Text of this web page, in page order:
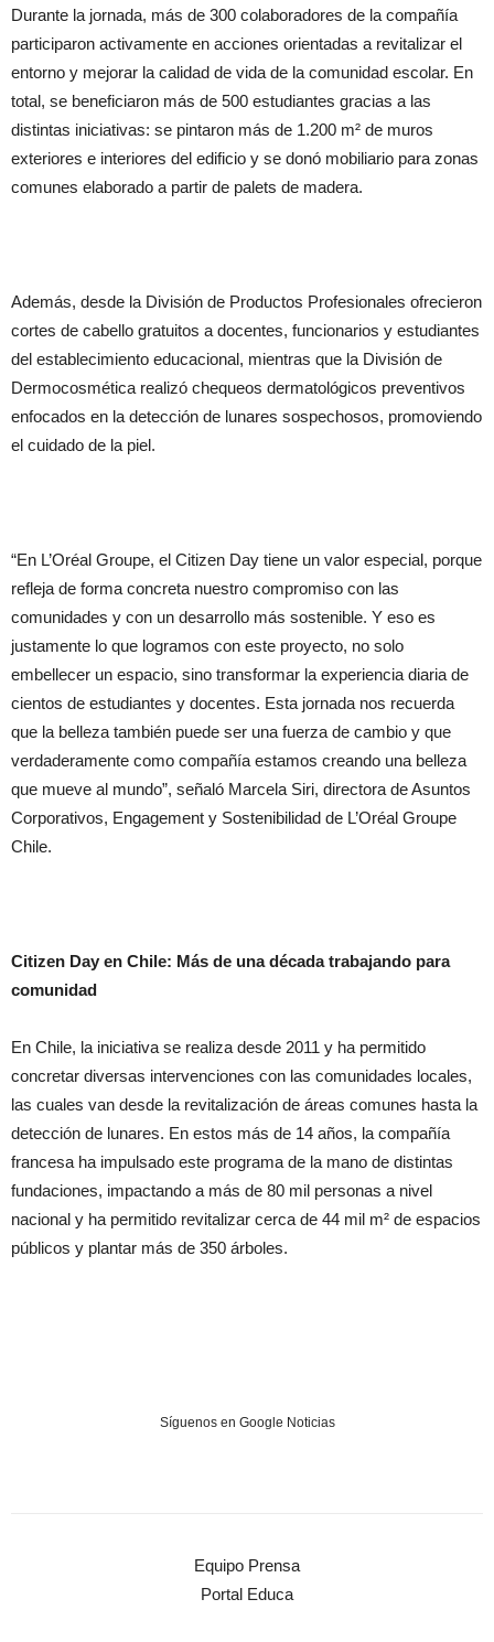
Durante la jornada, más de 300 colaboradores de la compañía
participaron activamente en acciones orientadas a revitalizar el
entorno y mejorar la calidad de vida de la comunidad escolar. En
total, se beneficiaron más de 500 estudiantes gracias a las
distintas iniciativas: se pintaron más de 1.200 m² de muros
exteriores e interiores del edificio y se donó mobiliario para zonas
comunes elaborado a partir de palets de madera.
Además, desde la División de Productos Profesionales ofrecieron
cortes de cabello gratuitos a docentes, funcionarios y estudiantes
del establecimiento educacional, mientras que la División de
Dermocosmética realizó chequeos dermatológicos preventivos
enfocados en la detección de lunares sospechosos, promoviendo
el cuidado de la piel.
“En L’Oréal Groupe, el Citizen Day tiene un valor especial, porque
refleja de forma concreta nuestro compromiso con las
comunidades y con un desarrollo más sostenible. Y eso es
justamente lo que logramos con este proyecto, no solo
embellecer un espacio, sino transformar la experiencia diaria de
cientos de estudiantes y docentes. Esta jornada nos recuerda
que la belleza también puede ser una fuerza de cambio y que
verdaderamente como compañía estamos creando una belleza
que mueve al mundo”, señaló Marcela Siri, directora de Asuntos
Corporativos, Engagement y Sostenibilidad de L’Oréal Groupe
Chile.
Citizen Day en Chile: Más de una década trabajando para
comunidad
En Chile, la iniciativa se realiza desde 2011 y ha permitido
concretar diversas intervenciones con las comunidades locales,
las cuales van desde la revitalización de áreas comunes hasta la
detección de lunares. En estos más de 14 años, la compañía
francesa ha impulsado este programa de la mano de distintas
fundaciones, impactando a más de 80 mil personas a nivel
nacional y ha permitido revitalizar cerca de 44 mil m² de espacios
públicos y plantar más de 350 árboles.
Síguenos en Google Noticias
Equipo Prensa
Portal Educa